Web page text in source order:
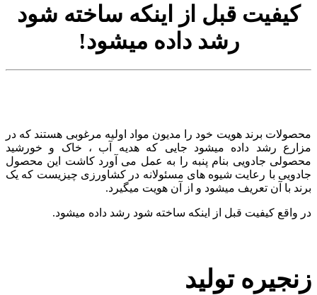
کیفیت قبل از اینکه ساخته شود
رشد داده میشود!
محصولات برند هویت خود را مدیون مواد اولیه مرغوبی هستند که در
مزارع رشد داده میشود جایی که هدیه آب ، خاک و خورشید
محصولی جادویی بنام پنبه را به عمل می آورد کاشت این محصول
جادویی با رعایت شیوه های مسئولانه در کشاورزی چیزیست که یک
برند با آن تعریف میشود و از آن هویت میگیرد.
در واقع کیفیت قبل از اینکه ساخته شود رشد داده میشود.
زنجیره تولید